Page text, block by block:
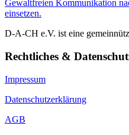
Gewaltfreien Kommunikation
einsetzen.
D-A-CH e.V. ist eine
Rechtliches &
Impressum
Datenschutzerklärung
AGB